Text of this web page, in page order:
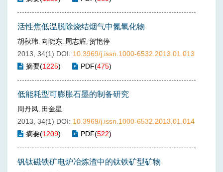
活性焦低温脱除烧结烟气中氮氧化物
胡秋玮, 向晓东, 周志辉, 贺艳停
2013, 34(1) DOI: 10.3969/j.issn.1000-6532.2013.01.013
摘要(1225) PDF(475)
低能耗型可膨胀石墨的制备研究
周丹凤, 田金星
2013, 34(1) DOI: 10.3969/j.issn.1000-6532.2013.01.014
摘要(1209) PDF(522)
钒钛磁铁矿电炉冶炼渣中的钛铁矿型矿物